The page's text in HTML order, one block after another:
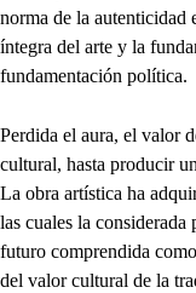
norma de la autenticidad
íntegra del arte y la
fundamentación política.
Perdida el aura, el valor
cultural, hasta producir
La obra artística ha
las cuales la considerada
futuro comprendida
del valor cultural de la